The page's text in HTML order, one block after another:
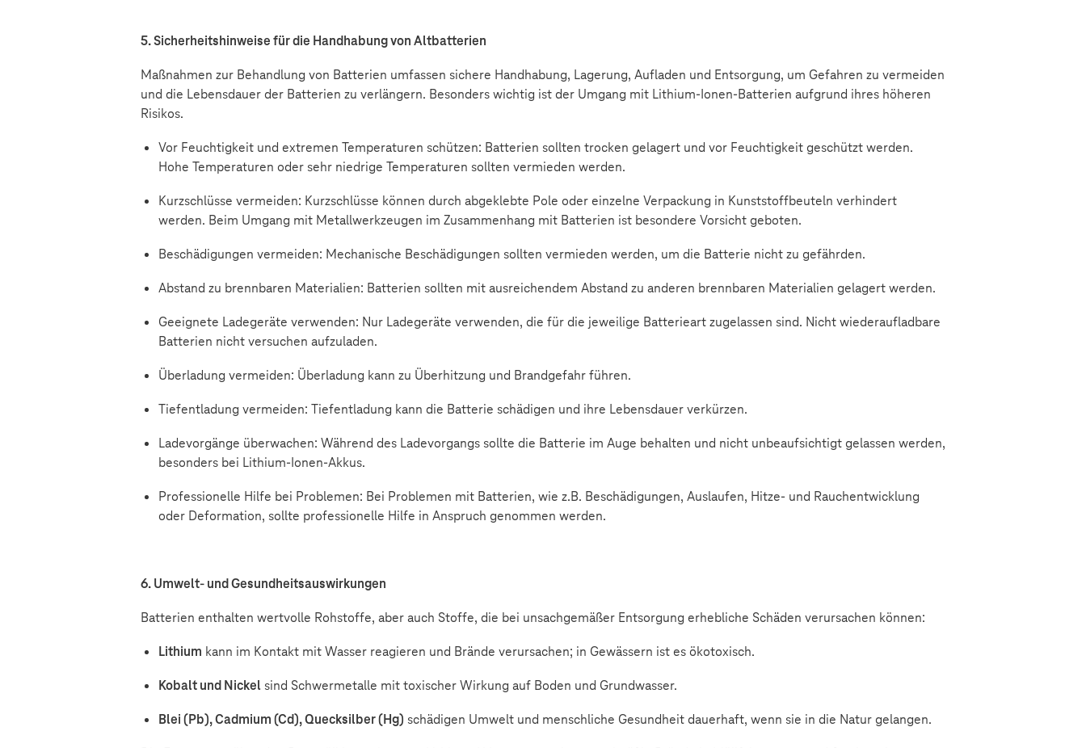
5. Sicherheitshinweise für die Handhabung von Altbatterien
Maßnahmen zur Behandlung von Batterien umfassen sichere Handhabung, Lagerung, Aufladen und Entsorgung, um Gefahren zu vermeiden
und die Lebensdauer der Batterien zu verlängern. Besonders wichtig ist der Umgang mit Lithium-Ionen-Batterien aufgrund ihres höheren
Risikos.
Vor Feuchtigkeit und extremen Temperaturen schützen: Batterien sollten trocken gelagert und vor Feuchtigkeit geschützt werden.
Hohe Temperaturen oder sehr niedrige Temperaturen sollten vermieden werden.
Kurzschlüsse vermeiden: Kurzschlüsse können durch abgeklebte Pole oder einzelne Verpackung in Kunststoffbeuteln verhindert
werden. Beim Umgang mit Metallwerkzeugen im Zusammenhang mit Batterien ist besondere Vorsicht geboten.
Beschädigungen vermeiden: Mechanische Beschädigungen sollten vermieden werden, um die Batterie nicht zu gefährden.
Abstand zu brennbaren Materialien: Batterien sollten mit ausreichendem Abstand zu anderen brennbaren Materialien gelagert werden.
Geeignete Ladegeräte verwenden: Nur Ladegeräte verwenden, die für die jeweilige Batterieart zugelassen sind. Nicht wiederaufladbare
Batterien nicht versuchen aufzuladen.
Überladung vermeiden: Überladung kann zu Überhitzung und Brandgefahr führen.
Tiefentladung vermeiden: Tiefentladung kann die Batterie schädigen und ihre Lebensdauer verkürzen.
Ladevorgänge überwachen: Während des Ladevorgangs sollte die Batterie im Auge behalten und nicht unbeaufsichtigt gelassen werden,
besonders bei Lithium-Ionen-Akkus.
Professionelle Hilfe bei Problemen: Bei Problemen mit Batterien, wie z.B. Beschädigungen, Auslaufen, Hitze- und Rauchentwicklung
oder Deformation, sollte professionelle Hilfe in Anspruch genommen werden.
6. Umwelt- und Gesundheitsauswirkungen
Batterien enthalten wertvolle Rohstoffe, aber auch Stoffe, die bei unsachgemäßer Entsorgung erhebliche Schäden verursachen können:
Lithium kann im Kontakt mit Wasser reagieren und Brände verursachen; in Gewässern ist es ökotoxisch.
Kobalt und Nickelsind Schwermetalle mit toxischer Wirkung auf Boden und Grundwasser.
Blei (Pb), Cadmium (Cd), Quecksilber (Hg) schädigen Umwelt und menschliche Gesundheit dauerhaft, wenn sie in die Natur gelangen.